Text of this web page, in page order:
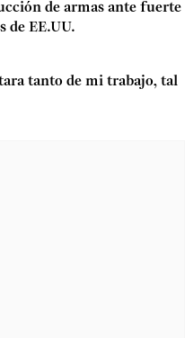
de armas ante fuerte
de EE.UU.
tanto de mi trabajo, tal